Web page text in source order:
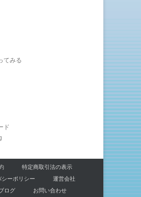
てみる
ド
特定商取引法の表示
シーポリシー
運営会社
ログ
お問い合わせ